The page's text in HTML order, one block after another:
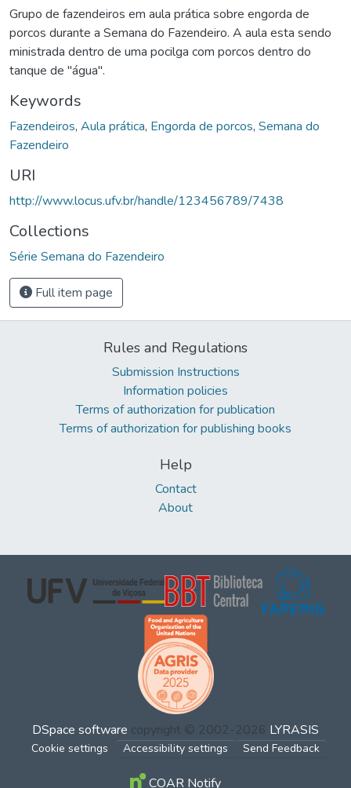
Grupo de fazendeiros em aula prática sobre engorda de
porcos durante a Semana do Fazendeiro. A aula esta sendo
ministrada dentro de uma pocilga com porcos dentro do
tanque de "água".
Keywords
Fazendeiros, Aula prática, Engorda de porcos, Semana do
Fazendeiro
URI
http://www.locus.ufv.br/handle/123456789/7438
Collections
Série Semana do Fazendeiro
Full item page
Rules and Regulations
Submission Instructions
Information policies
Terms of authorization for publication
Terms of authorization for publishing books
Help
Contact
About
DSpace software copyright © 2002-2026 LYRASIS
Cookie settings Accessibility settings Send Feedback
COAR Notify